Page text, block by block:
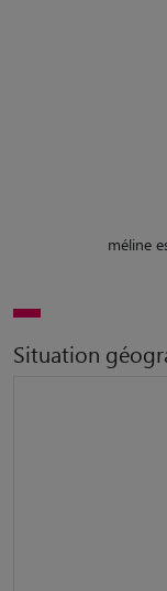
méline
Situation